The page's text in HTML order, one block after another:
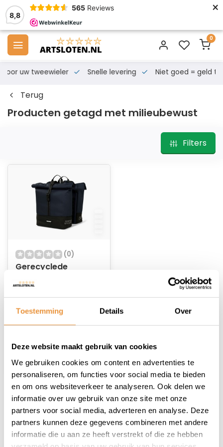
Toestemming Details Over
Deze website maakt gebruik van cookies
We gebruiken cookies om content en advertenties te
personaliseren, om functies voor social media te bieden
en om ons websiteverkeer te analyseren. Ook delen we
informatie over uw gebruik van onze site met onze
partners voor social media, adverteren en analyse. Deze
partners kunnen deze gegevens combineren met andere
informatie die u aan ze heeft verstrekt of die ze hebben
8,8
565 Reviews ×
0
voor uw tweewieler Snelle levering Niet goed = geld
Terug
Producten getagd met milieubewust
Filters
(0)
Gerecyclede
Urban Proof Rolltop
38 liter 30 x 15 x 42
cm - blauw
Op voorraad
1